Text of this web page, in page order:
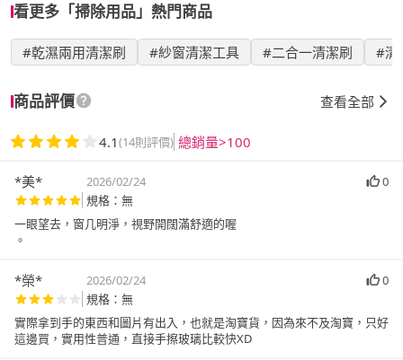
看更多「掃除用品」熱門商品
#乾濕兩用清潔刷 #紗窗清潔工具 #二合一清潔刷 #清
商品評價 查看全部
4.1(14則評價) 總銷量>100
*美* 2026/02/24
0
規格：無
一眼望去，窗几明淨，視野開闊滿舒適的喔
。
*榮* 2026/02/24
0
規格：無
實際拿到手的東西和圖片有出入，也就是淘寶貨，因為來不及淘寶，只好
這邊買，實用性普通，直接手擦玻璃比較快XD